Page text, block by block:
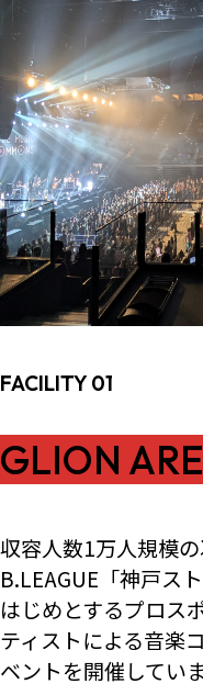
FACILITY 01
GLION
収容人数1万人規模の
B.LEAGUE「神戸ス
はじめとするプロス
ティストによる音楽
ベントを開催していま